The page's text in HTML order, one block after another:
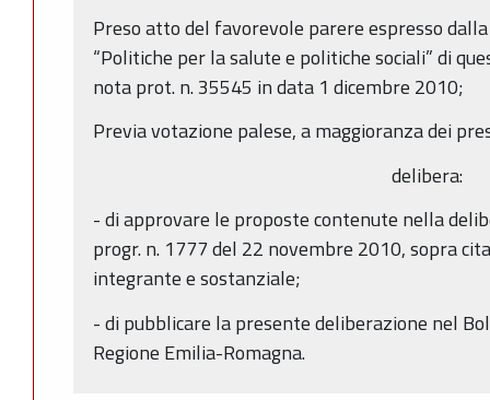
Preso atto del favorevole parere espresso
“Politiche per la salute e politiche sociali” di
nota prot. n. 35545 in data 1 dicembre 2010;
Previa votazione palese, a maggioranza dei
delibera:
- di approvare le proposte contenute nella
progr. n. 1777 del 22 novembre 2010, sopra
integrante e sostanziale;
- di pubblicare la presente deliberazione nel
Regione Emilia-Romagna.